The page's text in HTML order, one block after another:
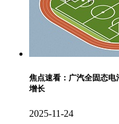
焦点速看：广汽全固态
增长
2025-11-24